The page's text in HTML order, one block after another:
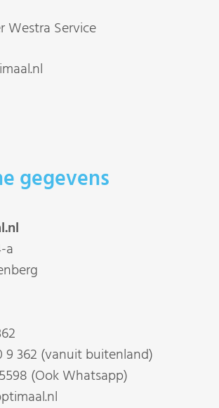
Westra Service
gegevens
a
9 362 (vanuit buitenland)
(Ook Whatsapp)